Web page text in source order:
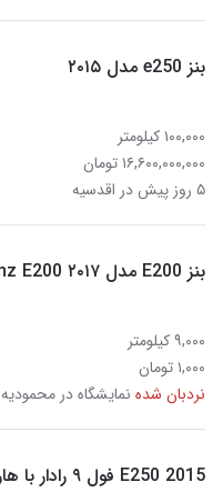
بنز e250 مدل ۲۰۱۵
۱۰۰,۰۰۰ کیلومتر
۱۶,۶۰۰,۰۰۰,۰۰۰ تومان
۵ روز پیش در اقدسیه
بنز E200 مدل ۲۰۱۷ Benz E200
۹,۰۰۰ کیلومتر
۱,۰۰۰ تومان
نردبان شده نمایشگاه در محمودیه
E250 2015 فول ۹ رادار با هارمن